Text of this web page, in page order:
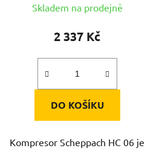
Skladem na prodejně
2 337 Kč
DO KOŠÍKU
Kompresor Scheppach HC 06 je